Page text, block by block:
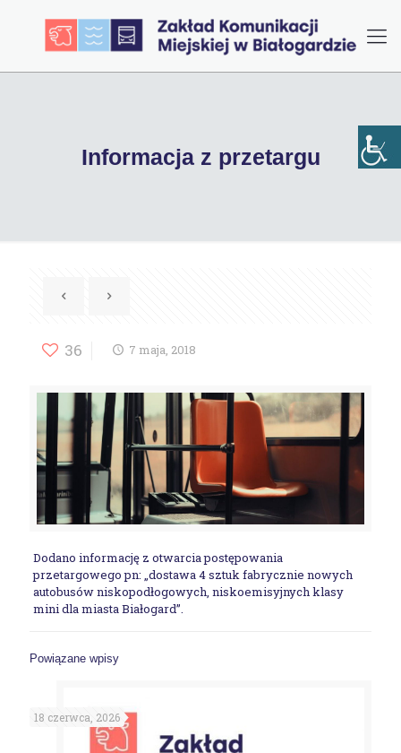
Informacja z przetargu
36 7 maja, 2018
Dodano informację z otwarcia postępowania
przetargowego pn: „dostawa 4 sztuk fabrycznie nowych
autobusów niskopodłogowych, niskoemisyjnych klasy
mini dla miasta Białogard”.
Powiązane wpisy
18 czerwca, 2026